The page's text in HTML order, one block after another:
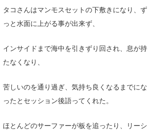
タコさんはマンモスセットの下敷きになり、ず
っと水面に上がる事が出来ず、
インサイドまで海中を引きずり回され、息が持
たなくなり、
苦しいのを通り過ぎ、気持ち良くなるまでにな
ったとセッション後語ってくれた。
ほとんどのサーファーが板を追ったり、リーシ